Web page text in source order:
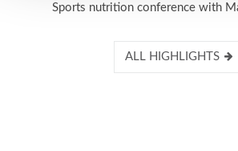
Sports nutrition conference with
ALL HIGHLIGHTS